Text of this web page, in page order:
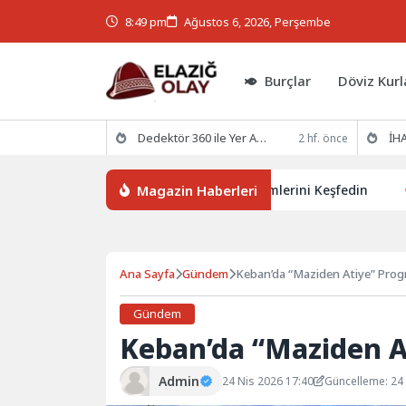
8:49 pm Ağustos 6, 2026, Perşembe
Burçlar Döviz
Dedektör 360 ile Yer Altının Gizemlerini Keşfedin 2 hf. önce
Magazin Haberleri
Dedektör 360 ile Yer Altının Gizemlerini Keşfedin
Ana Sayfa Gündem Keban’da “Maziden Atiye”
Gündem
Keban’da “Maziden
Admin 24 Nis 2026 17:40 Güncelleme: